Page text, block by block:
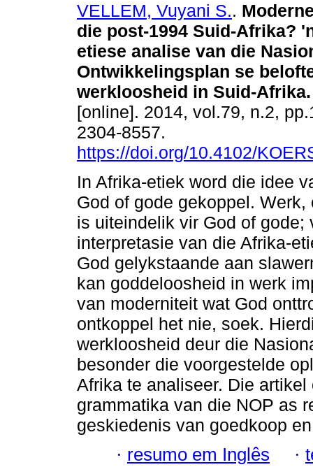
VELLEM, Vuyani S..
die post-1994 Suid-Afrika?
etiese analise van die
Ontwikkelingsplan se
werkloosheid in Suid-Afrika.
[online]. 2014, vol.79, n.2,
2304-8557.
https://doi.org/10.4102/
In Afrika-etiek word die idee
God of gode gekoppel.
is uiteindelik vir God of gode;
interpretasie van die Afrika-
God gelykstaande aan
kan goddeloosheid in werk
van moderniteit wat God
ontkoppel het nie, soek.
werkloosheid deur die
besonder die voorgestelde
Afrika te analiseer. Die
grammatika van die NOP as
geskiedenis van goedkoop
· resumo em Inglês ·